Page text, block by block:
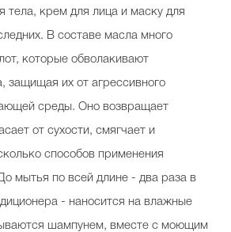
тела, крем для лица и маску для
В составе масла много
которые обволакивают
защищая их от агрессивного
среды. Оно возвращает
от сухости, смягчает и
способов применения
мытья по всей длине - два раза в
- наносится на влажные
шампунем, вместе с моющим